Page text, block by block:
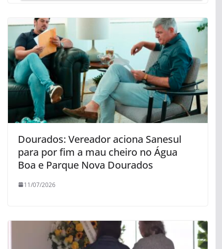
Dourados: Vereador aciona Sanesul
para por fim a mau cheiro no Água
Boa e Parque Nova Dourados
11/07/2026